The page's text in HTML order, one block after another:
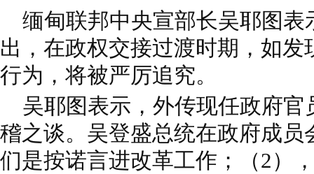
缅甸联邦中央宣部长吴耶图表
出，在政权交接过渡时期，如
行为，将被严厉追究。
吴耶图表示，外传现任政府官
稽之谈。吴登盛总统在政府成员
们是按诺言进改革工作；（2）